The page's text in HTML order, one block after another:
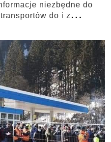
niezbędne do
do i z...